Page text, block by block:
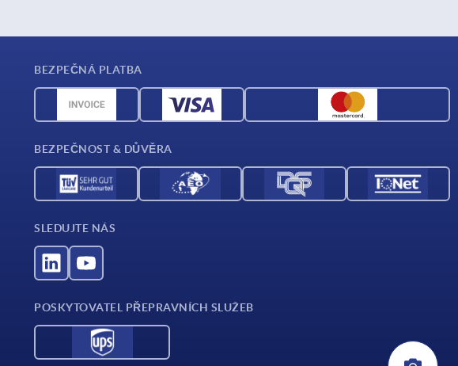
BEZPEČNÁ PLATBA
BEZPEČNOST & DŮVĚRA
SLEDUJTE NÁS
POSKYTOVATEL PŘEPRAVNÍCH SLUŽEB